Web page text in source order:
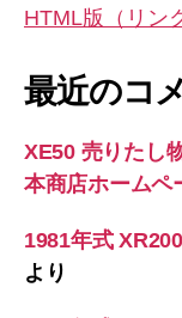
HTML版（リン
最近のコ
XE50 売りたし
本商店ホームペ
1981年式
より